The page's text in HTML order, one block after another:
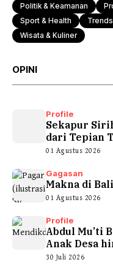
Politik & Keamanan
Sport & Health
Wisata & Kuliner
OPINI
Profile
Sekapur
dari Tepian
01 Agustus 2026
Gagasan
Makna di
01 Agustus 2026
Profile
Abdul Mu’ti
Anak Desa
30 Juli 2026